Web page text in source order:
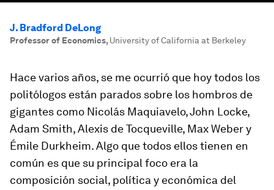
J. Bradford DeLong
Professor of Economics, University of California at Berkeley
Hace varios años, se me ocurrió que hoy todos los
politólogos están parados sobre los hombros de
gigantes como Nicolás Maquiavelo, John Locke,
Adam Smith, Alexis de Tocqueville, Max Weber y
Émile Durkheim. Algo que todos ellos tienen en
común es que su principal foco era la
composición social, política y económica del